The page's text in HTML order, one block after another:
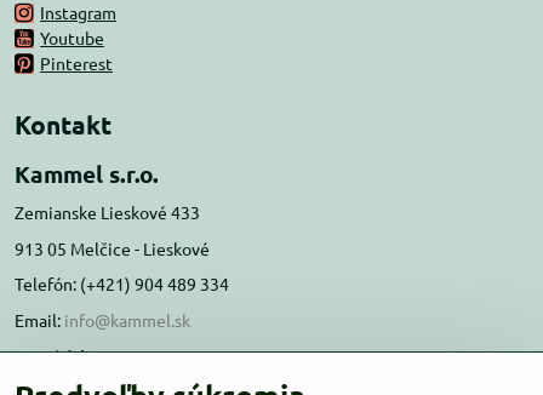
Instagram
Youtube
Pinterest
Kontakt
Kammel s.r.o.
Zemianske Lieskové 433
913 05 Melčice - Lieskové
Telefón: (+421) 904 489 334
Email: info@kammel.sk
Prevádzka: